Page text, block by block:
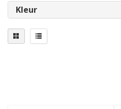
Kleur